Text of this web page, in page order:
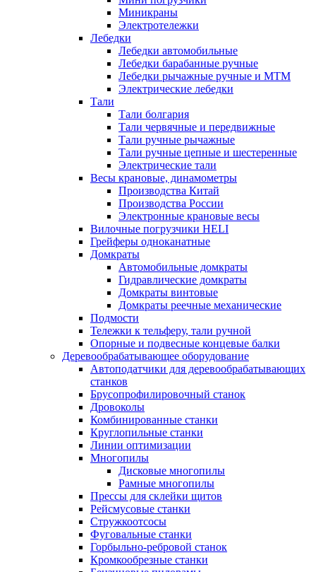
Миникраны
Электротележки
Лебедки
Лебедки автомобильные
Лебедки барабанные ручные
Лебедки рычажные ручные и МТМ
Электрические лебедки
Тали
Тали болгария
Тали червячные и передвижные
Тали ручные рычажные
Тали ручные цепные и шестеренные
Электрические тали
Весы крановые, динамометры
Производства Китай
Производства России
Электронные крановые весы
Вилочные погрузчики HELI
Грейферы одноканатные
Домкраты
Автомобильные домкраты
Гидравлические домкраты
Домкраты винтовые
Домкраты реечные механические
Подмости
Тележки к тельферу, тали ручной
Опорные и подвесные концевые балки
Деревообрабатывающее оборудование
Автоподатчики для деревообрабатывающих
станков
Брусопрофилировочный станок
Дровоколы
Комбинированные станки
Круглопильные станки
Линии оптимизации
Многопилы
Дисковые многопилы
Рамные многопилы
Прессы для склейки щитов
Рейсмусовые станки
Стружкоотсосы
Фуговальные станки
Горбыльно-ребровой станок
Кромкообрезные станки